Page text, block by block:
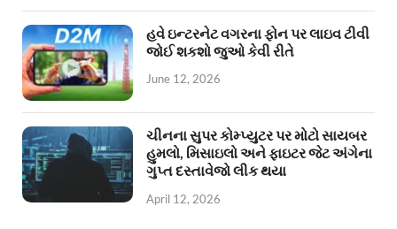
હવે ઇન્ટરનેટ વગરના ફોન પર લાઇવ ટીવી
જોઈ શકશો જુઓ કેવી રીતે
June 12, 2026
ચીનના સુપર કોમ્પ્યુટર પર મોટો સાયબર
હુમલો, મિસાઇલો અને ફાઇટર જેટ અંગેના
ગુપ્ત દસ્તાવેજો લીક થયા
April 12, 2026